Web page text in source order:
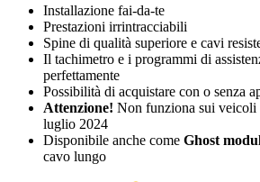
Installazione fai-da-te
Prestazioni irrintracciabili
Spine di qualità superiore e cavi
Il tachimetro e i programmi di
perfettamente
Possibilità di acquistare con o senza
Attenzione! Non funziona sui veicoli
luglio 2024
Disponibile anche come Ghost
cavo lungo